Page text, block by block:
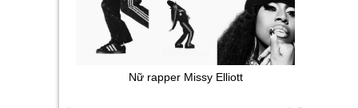
Nữ rapper Missy Elliott